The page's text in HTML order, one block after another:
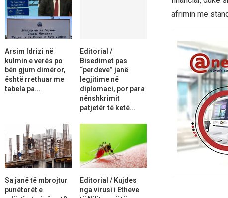
afrimin me
Arsim Idrizi në
kulmin e verës po
bën gjum dimëror,
është rrethuar me
tabela pa...
Editorial /
Bisedimet pas
“perdeve” janë
legjitime në
diplomaci, por para
nënshkrimit
patjetër të ketë...
Sa janë të mbrojtur
punëtorët e
Editorial / Kujdes
nga virusi i Etheve